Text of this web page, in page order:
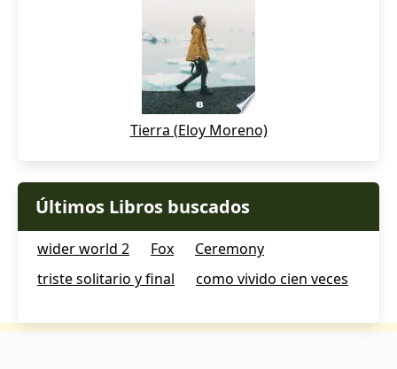
Tierra (Eloy Moreno)
Últimos Libros buscados
wider world 2 Fox
Ceremony
triste solitario y final
como vivido cien veces